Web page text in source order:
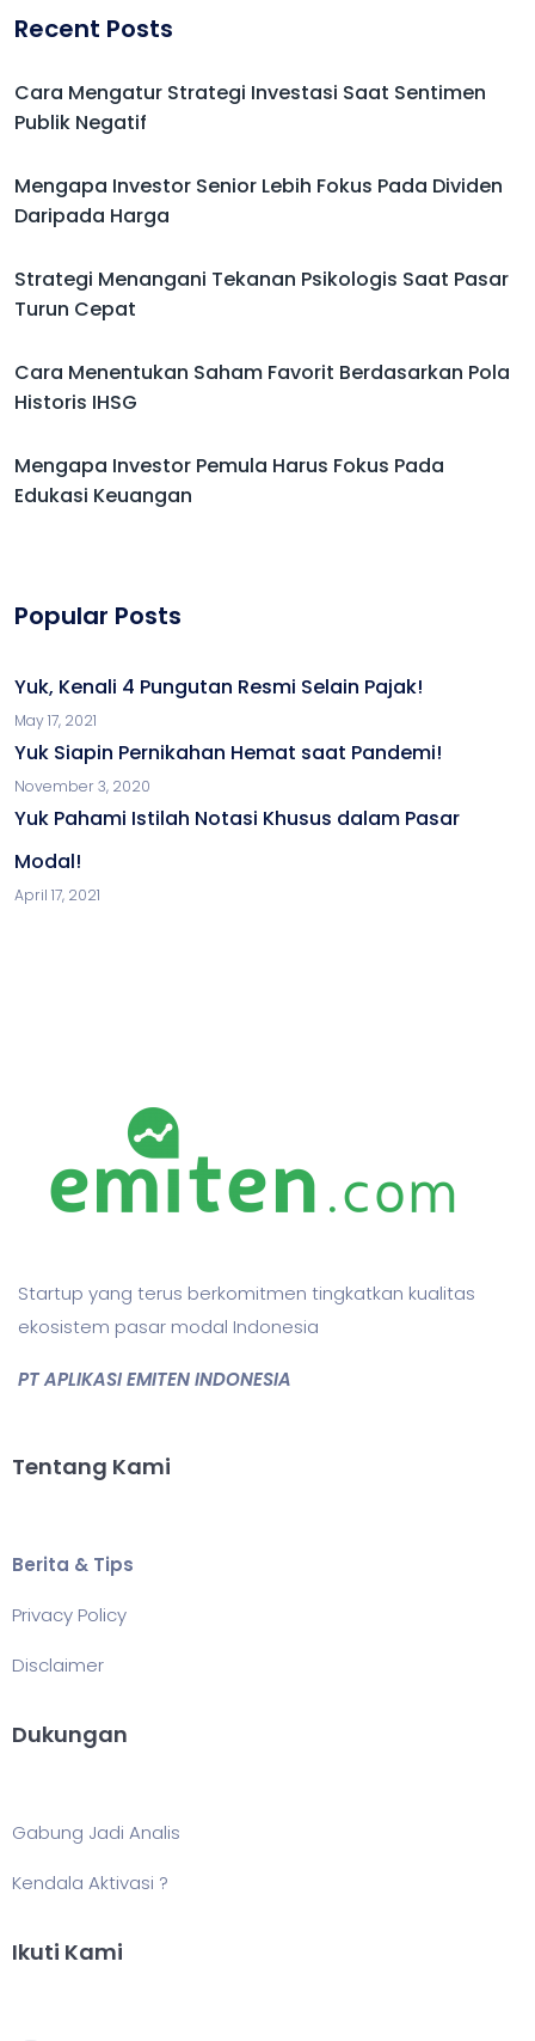
Recent Posts
Cara Mengatur Strategi Investasi Saat Sentimen
Publik Negatif
Mengapa Investor Senior Lebih Fokus Pada Dividen
Daripada Harga
Strategi Menangani Tekanan Psikologis Saat Pasar
Turun Cepat
Cara Menentukan Saham Favorit Berdasarkan Pola
Historis IHSG
Mengapa Investor Pemula Harus Fokus Pada
Edukasi Keuangan
Popular Posts
Yuk, Kenali 4 Pungutan Resmi Selain Pajak!
May 17, 2021
Yuk Siapin Pernikahan Hemat saat Pandemi!
November 3, 2020
Yuk Pahami Istilah Notasi Khusus dalam Pasar
Modal!
April 17, 2021
Startup yang terus berkomitmen tingkatkan kualitas
ekosistem pasar modal Indonesia
PT APLIKASI EMITEN INDONESIA
Tentang Kami
Berita & Tips
Privacy Policy
Disclaimer
Dukungan
Gabung Jadi Analis
Kendala Aktivasi ?
Ikuti Kami